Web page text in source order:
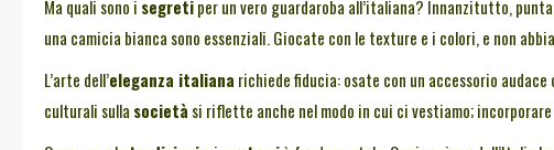
Ma quali sono i segretiper un vero guardaroba all’italiana? Innanzitutto,
una camicia bianca sono essenziali. Giocate con le texture e i colori, e non
L’arte dell’eleganza italiana richiede fiducia: osate con un accessorio
culturali sulla società si riflette anche nel modo in cui ci vestiamo;